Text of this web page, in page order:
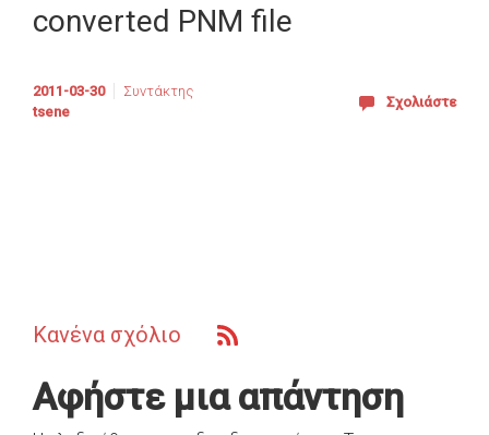
converted PNM file
2011-03-30
Συντάκτης
tsene
Σχολιάστε
Κανένα σχόλιο
Αφήστε μια απάντηση